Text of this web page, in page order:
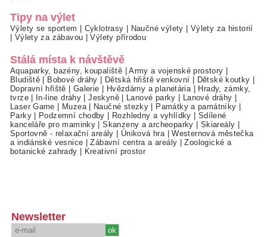
Tipy na výlet
Výlety se sportem Cyklotrasy Naučné výlety
Výlety za historií
Výlety za zábavou |Výlety přírodou
Stálá místa k návštěvě
Aquaparky, bazény, koupaliště |Army a vojenské prostory
Bludiště
Bobové dráhy Dětská hřiště venkovní Dětské koutky
Dopravní hřiště
Galerie Hvězdárny a planetária
Hrady, zámky,
tvrze| In-line dráhy |Jeskyně| Lanové parky Lanové dráhy
Laser Game
Muzea| Naučné stezky Památky a památníky
Parky| Podzemní chodby Rozhledny a vyhlídky
Sdílené
kanceláře pro maminky |Skanzeny a archeoparky Skiareály
Sportovně - relaxační areály
Úniková hra |Westernová městečka
a indiánské vesnice |Zábavní centra a areály |Zoologické a
botanické zahrady
Kreativní prostor
Newsletter